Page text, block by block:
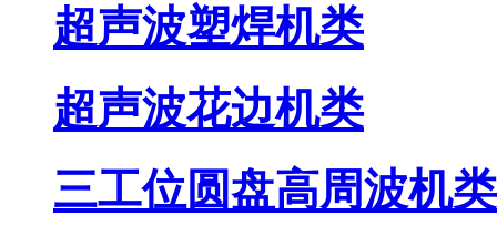
超声波塑焊机类
超声波花边机类
三工位圆盘高周波机类